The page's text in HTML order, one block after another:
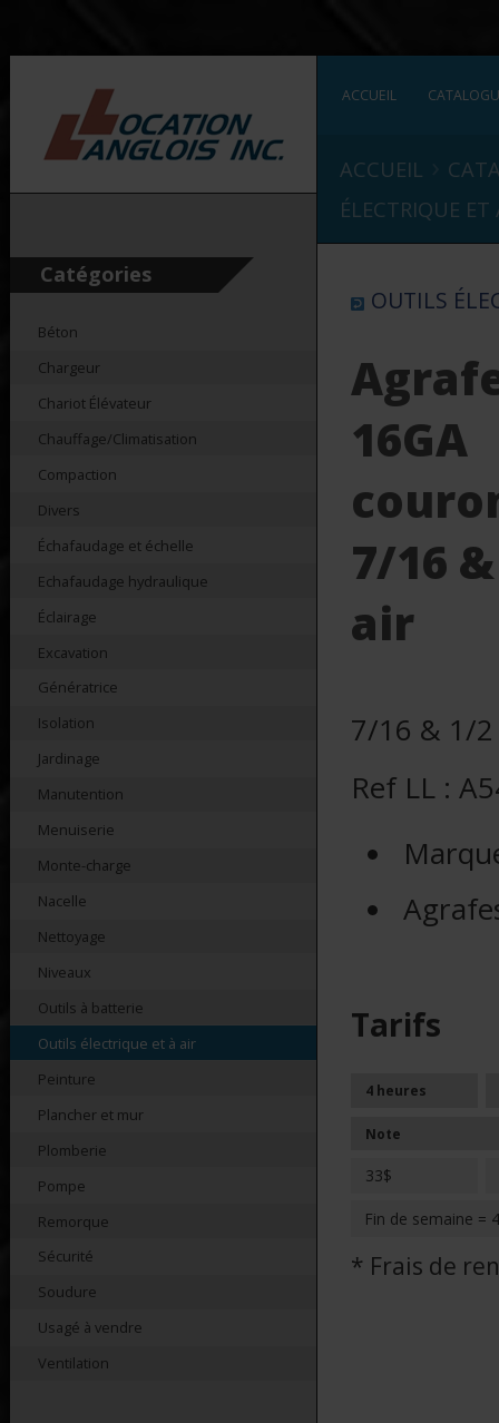
Catégories
Béton
Chargeur
Chariot Élévateur
Chauffage/Climatisation
Compaction
Divers
Échafaudage et échelle
Echafaudage hydraulique
Éclairage
Excavation
Génératrice
Isolation
Jardinage
Manutention
Menuiserie
Monte-charge
Nacelle
Nettoyage
Niveaux
Outils à batterie
Outils électrique et à air
Peinture
Plancher et mur
Plomberie
Pompe
Remorque
Sécurité
Soudure
Usagé à vendre
Ventilation
ACCUEIL
ACCUEIL
ÉLECTRIQUE ET
OUTILS
16GA
7/16
air
7/16 & 1/2
Ref LL :
Tarifs
4 heures
Note
33$
Fin de semaine =
* Frais de